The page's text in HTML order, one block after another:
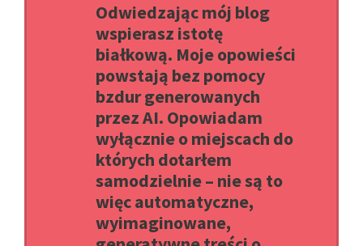
Odwiedzając mój blog
wspierasz istotę
białkową. Moje opowieści
powstają bez pomocy
bzdur generowanych
przez AI. Opowiadam
wyłącznie o miejscach do
których dotarłem
samodzielnie – nie są to
więc automatyczne,
wyimaginowane,